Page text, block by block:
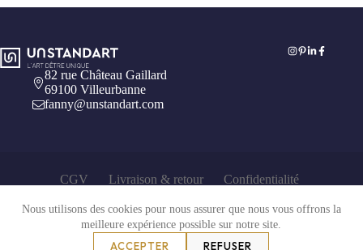
Nous utilisons des cookies pour nous assurer que nous vous offrons la
meilleure expérience possible sur notre site.
ACCEPTER REFUSER
82 rue Château Gaillard
69100 Villeurbanne
fanny@unstandart.com
CGV Livraison & retour
Confidentialité